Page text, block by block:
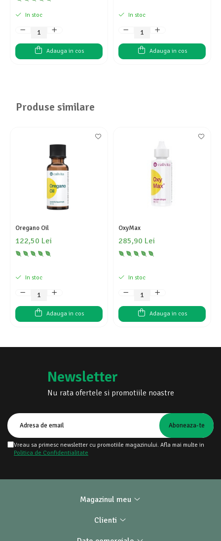
In stoc
Adauga in cos
In stoc
Adauga in cos
Produse similare
Oregano Oil
122,50 Lei
In stoc
Adauga in cos
OxyMax
285,90 Lei
In stoc
Adauga in cos
Newsletter
Nu rata ofertele si promotiile noastre
Vreau sa primesc newsletter cu promotiile magazinului. Afla mai multe in
Politica de Confidentialitate
Magazinul meu
Clienti